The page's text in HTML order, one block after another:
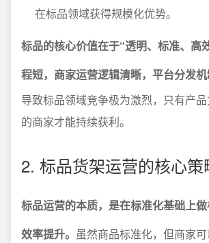
在标品领域获得规模化优势。
标品的核心价值在于“透明、标准、高
程短，商家运营逻辑清晰，平台分发机
导致标品领域竞争极为激烈，只有产
的商家才能持续获利。
2. 标品货架运营的核心策
标品运营的本质，是在标准化基础上
效率提升。 虽然商品标准化，但商家